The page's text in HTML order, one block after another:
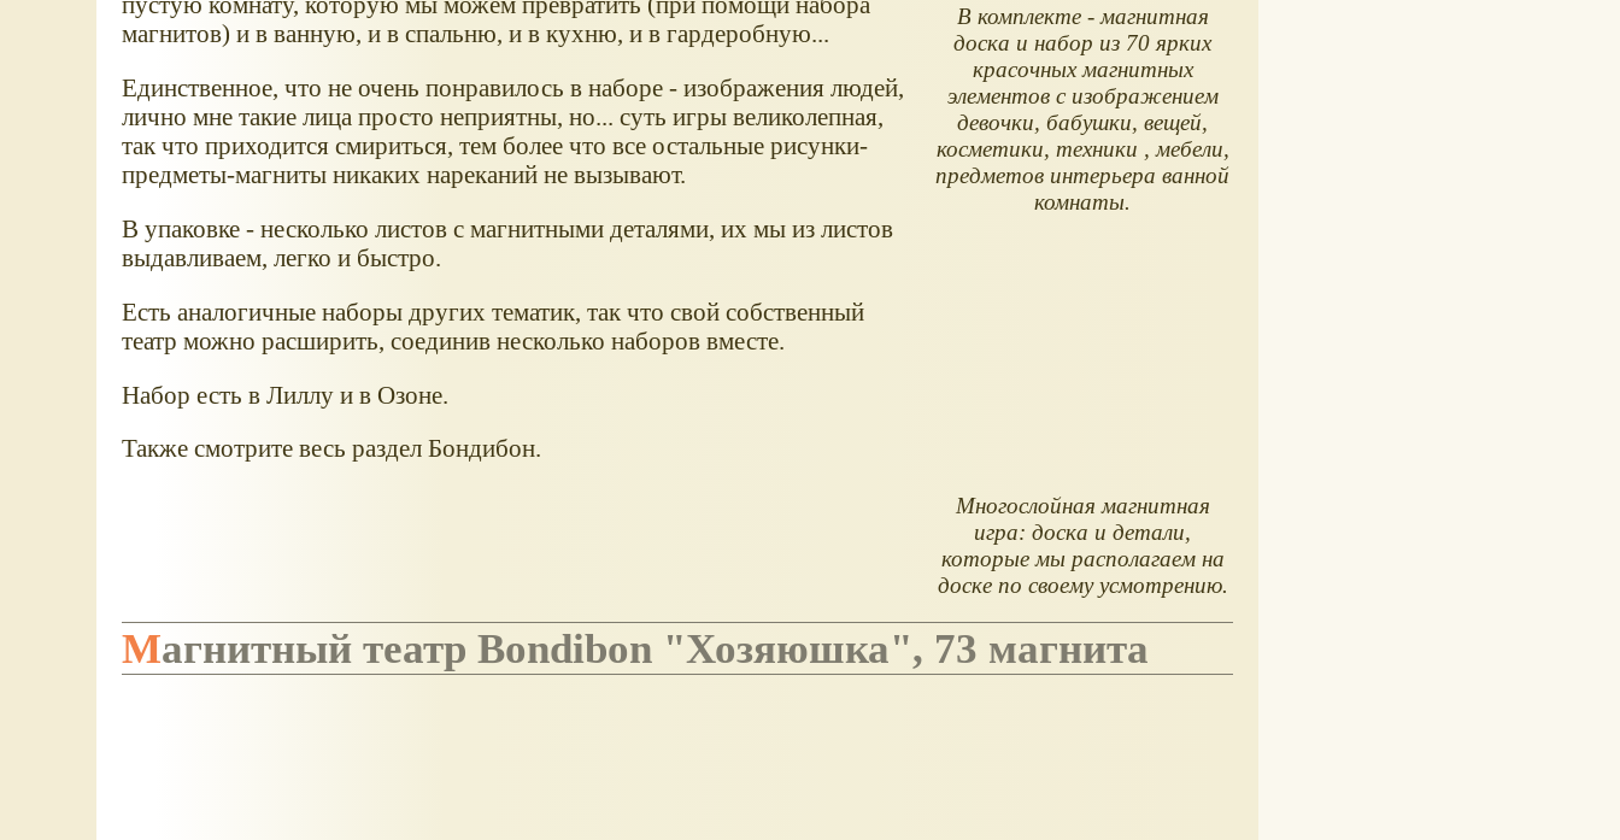
В комплекте - магнитная
доска и набор из 70 ярких
красочных магнитных
элементов с изображением
девочки, бабушки, вещей,
косметики, техники , мебели,
предметов интерьера ванной
комнаты.
магнитов) и в ванную, и в спальню, и в кухню, и в гардеробную...
Многослойная магнитная
игра: доска и детали,
которые мы располагаем на
доске по своему усмотрению.
Единственное, что не очень понравилось в наборе - изображения людей,
лично мне такие лица просто неприятны, но... суть игры великолепная,
так что приходится смириться, тем более что все остальные рисунки-
предметы-магниты никаких нареканий не вызывают.
В упаковке - несколько листов с магнитными деталями, их мы из листов
выдавливаем, легко и быстро.
Есть аналогичные наборы других тематик, так что свой собственный
театр можно расширить, соединив несколько наборов вместе.
Набор есть в Лиллу и в Озоне.
Также смотрите весь раздел Бондибон.
Магнитный театр Bondibon "Хозяюшка", 73 магнита